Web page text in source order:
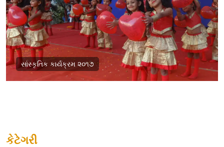
સાંસ્કૃતિક કાર્યક્રમ ૨૦૧૭
કેટેગરી